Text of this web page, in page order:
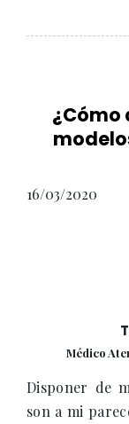
16/03/2020
Médico
Disponer de
son a mi